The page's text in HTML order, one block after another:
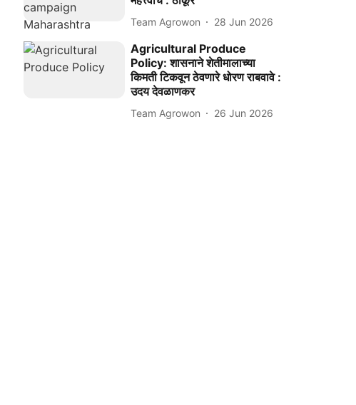
Team Agrowon 28 Jun 2026
Agricultural Produce
Policy: शासनाने शेतीमालाच्या
किमती टिकवून ठेवणारे धोरण राबवावे :
उदय देवळाणकर
Team Agrowon 26 Jun 2026